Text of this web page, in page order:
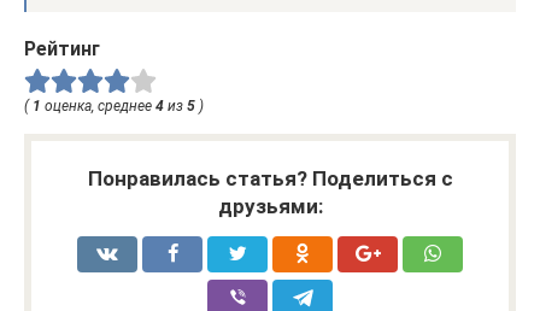
Рейтинг
( 1 оценка, среднее 4 из 5 )
Понравилась статья? Поделиться с
друзьями: